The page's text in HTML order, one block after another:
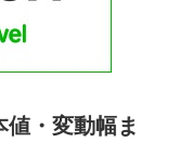
値・変動幅ま